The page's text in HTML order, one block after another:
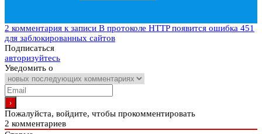
2 комментария к записи В протоколе HTTP появится ошибка 451
для заблокированных сайтов
Подписаться
авторизуйтесь
Уведомить о
Пожалуйста, войдите, чтобы прокомментировать
2 комментариев